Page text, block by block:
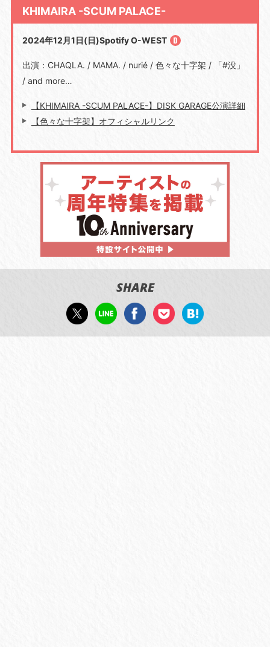
KHIMAIRA -SCUM PALACE-
2024年12月1日(日)Spotify O-WEST
出演：CHAQLA. / MAMA. / nurié / 色々な十字架 / 「#没」
/ and more…
【KHIMAIRA -SCUM PALACE-】DISK GARAGE公演詳細
【色々な十字架】オフィシャルリンク
SHARE